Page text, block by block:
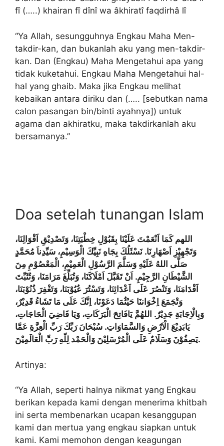
fî (…..) khairan fî dînî wa âkhiratî faqdirhâ lî
“Ya Allah, sesungguhnya Engkau Maha Men-
takdir-kan, dan bukanlah aku yang men-takdir-
kan. Dan (Engkau) Maha Mengetahui apa yang
tidak kuketahui. Engkau Maha Mengetahui hal-
hal yang ghaib. Maka jika Engkau melihat
kebaikan antara diriku dan (….. [sebutkan nama
calon pasangan bin/binti ayahnya]) untuk
agama dan akhiratku, maka takdirkanlah aku
bersamanya.”
Doa setelah tunangan Islam
اللهم كَمَا اَنْعَمْتَ عَلَيْنَا بِقَبُوْلِ خِطْبَتِنَا، وَتَصْدِيْقِ اَقْوَالِنَا،
وَتَجْهِيْزِ اَصْهَارِنَا. نَسْئَلُكَ بِجَاهِ نَبِيِّكَ الْوَسِيْمِ، سَيِّدِناَ مُحَمَّدٍ
صَلَّى اللهُ عَلَيْهِ وَسَلَّمَ الرَّسُوْلِ الْعَمِيْمِ، الْمَعْصُوْمِ مِنَ
الشَّيْطَانِ الرَّجِيْمِ. اَنْ تَقَبَّلَ اَمْلَاكَنَا، وَتُبَلِّغَ مَرَامَنَا، وَتُثَبِّتَ
اَقْدَامَنَا، وَتَنْصُرَ عَلَى اَعْدَائِنَا، وَتَسْتُرَ عُيُوْبَنَا، وَتَغْفِرَ ذُنُوْبَنَا،
وَتْجَمَعَ اِخْوَاننَا حَيْثُمَا دَعَوْنَا، اِنَّكَ عَلَى مَا تَشَاءُ قَدِيْرٌ،
وَبِالْاِجَابَةِ جَدِيْرٌ. اللهُمَّ يَافَاتِحَ الْبَرَكَاتِ، وَيَا قَاضِيَ الْحَاجَاتِ،
يَابَدِيْعَ الْاَرْضِ وَالسَّمَاوَاتِ. سُبْحَانَ رَبِّكَ رَبِّ الْعِزَّةِ عَمَّا
يَصِفُوْنَ وَسَلَامٌ عَلَى الْمُرْسَلِيْنَ وَالْحَمْد لِلّهِ رَبِّ الْعَالَمِيْنَ.
Artinya:
“Ya Allah, seperti halnya nikmat yang Engkau
berikan kepada kami dengan menerima khitbah
ini serta membenarkan ucapan kesanggupan
kami dan mertua yang engkau siapkan untuk
kami. Kami memohon dengan keagungan